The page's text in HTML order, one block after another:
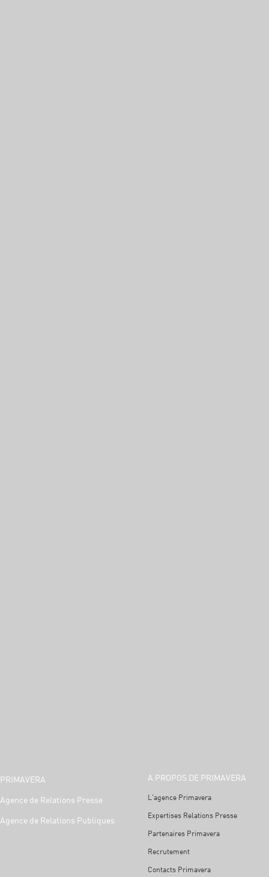
PRIMAVERA
Agence de Relations Presse
Agence de Relations Publiques
A PROPOS DE PRIMAVERA
L'agence Primavera
Expertises Relations Presse
Partenaires Primavera
Recrutement
Contacts Primavera